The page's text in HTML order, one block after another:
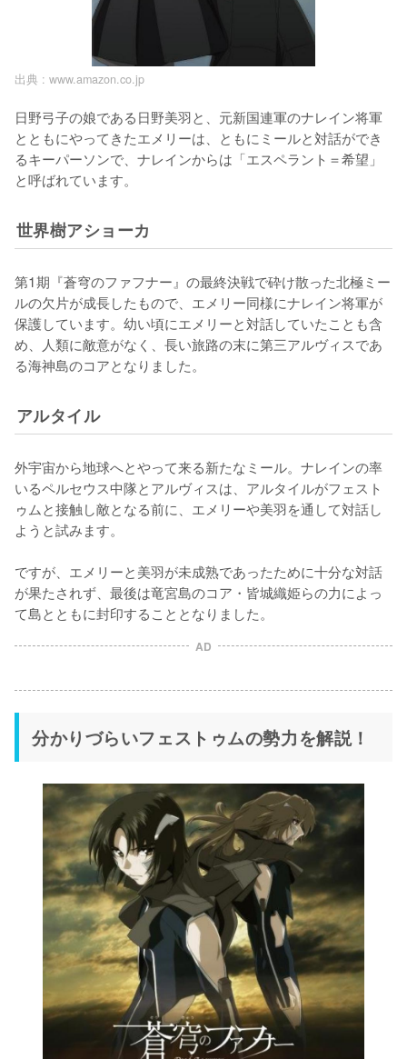
出典 : www.amazon.co.jp
日野弓子の娘である日野美羽と、元新国連軍のナレイン将軍
とともにやってきたエメリーは、ともにミールと対話ができ
るキーパーソンで、ナレインからは「エスペラント＝希望」
と呼ばれています。
世界樹アショーカ
第1期『蒼穹のファフナー』の最終決戦で砕け散った北極ミー
ルの欠片が成長したもので、エメリー同様にナレイン将軍が
保護しています。幼い頃にエメリーと対話していたことも含
め、人類に敵意がなく、長い旅路の末に第三アルヴィスであ
る海神島のコアとなりました。
アルタイル
外宇宙から地球へとやって来る新たなミール。ナレインの率
いるペルセウス中隊とアルヴィスは、アルタイルがフェスト
ゥムと接触し敵となる前に、エメリーや美羽を通して対話し
ようと試みます。
ですが、エメリーと美羽が未成熟であったために十分な対話
が果たされず、最後は竜宮島のコア・皆城織姫らの力によっ
て島とともに封印することとなりました。
AD
分かりづらいフェストゥムの勢力を解説！